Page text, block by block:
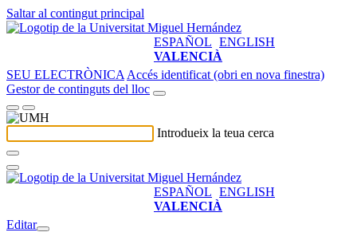
Saltar al contingut principal
ESPAÑOL ENGLISH
VALENCIÀ
SEU ELECTRÒNICA Accés identificat (obri en nova finestra)
Gestor de continguts del lloc
Introdueix la teua cerca
ESPAÑOL ENGLISH
VALENCIÀ
Editar